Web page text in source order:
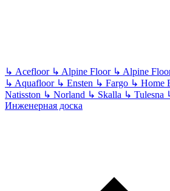
↳ Acefloor ↳ Alpine Floor ↳ Alpine
↳ Aquafloor ↳ Ensten ↳ Fargo ↳ Home
Natisston ↳ Norland ↳ Skalla ↳ Tulesna
Инженерная доска